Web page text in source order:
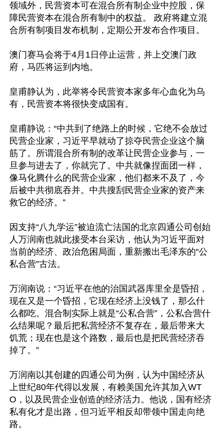
领域外，民营资本可在混合所有制企业中控股，保
障民营资本在混合所有制中的权益。 政府将建立混
合所有制项目发布机制，定期公开发布合作项目。
澳门赛马会将于4月1日停止运营，并上交澳门政
府，马匹将运到内地。
皇甫静认为，此举将令民营资本家多年心血化为乌
有，民营资本将很快变成国有。
皇甫静说：“中共到了绝路上的时候，它绝不会放过
民营企业家，习近平早就动了掠夺民营企业这个脑
筋了。所谓混合所有制的改革让民营企业参与，一
旦参与进去了，你就完了。中共就像捏面团一样，
像马化腾什么的民营企业家，他们都来不及了，今
后被中共彻底吞并。中共搜刮民营企业家的资产来
救它的经济。”
因支持“八九学运”被迫流亡法国的北京四通公司创始
人万润南也就此接受本台采访，他认为习近平面对
当前的经济、政治危困局面，重新搬出毛泽东的“公
私合营”古法。
万润南说：“习近平在他的治国武器库里全是昏招，
现在又是一个昏招，它现在经济上没钱了，那么什
么都吃。混合制实际上就是“公私合营”，公私合营什
么结果呢？最后把私营经济不复存在，最后带来大
饥荒；现在也是这个路数，最后也是把民营经济吞
掉了。”
万润南以其创建的四通公司为例，认为中国经济从
上世纪80年代得以发展，有赖美国允许其加入WT
O，以及民营企业创造的经济活力。他说，国有经济
私有化才是出路，但习近平相反却带领中国走向绝
路。